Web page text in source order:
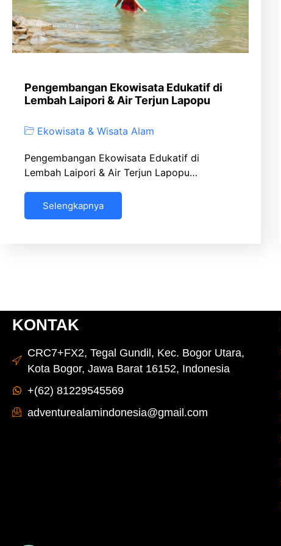
Pengembangan Ekowisata Edukatif di
Lembah Laipori & Air Terjun Lapopu
Ekowisata & Wisata Alam
Pengembangan Ekowisata Edukatif di
Lembah Laipori & Air Terjun Lapopu…
Selengkapnya
KONTAK
CRC7+FX2, Tegal Gundil, Kec. Bogor Utara,
Kota Bogor, Jawa Barat 16152, Indonesia
+(62) 81229545569
adventurealamindonesia@gmail.com